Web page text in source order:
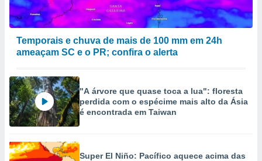
Temporais e chuva de mais de 100 mm em 24h
ameaçam SC e o PR; confira o alerta
"A árvore que quase toca a lua": floresta
perdida com o espécime mais alto da Ásia
é encontrada em Taiwan
Super El Niño: Pacífico aquece acima das